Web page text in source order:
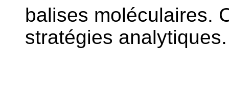
balises moléculaires.
stratégies analytiques.